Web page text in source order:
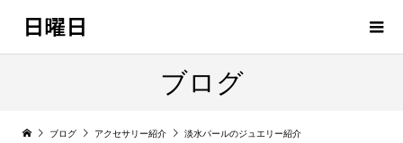
日曜日
ブログ
ブログ アクセサリー紹介 淡水パールのジュエリー紹介